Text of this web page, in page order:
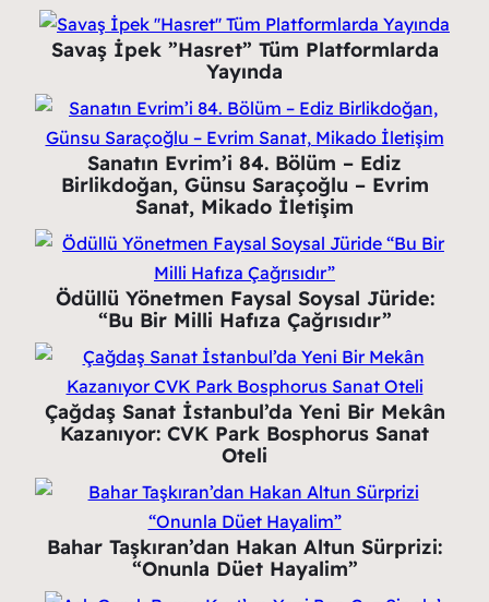
Savaş İpek ”Hasret” Tüm Platformlarda
Yayında
Sanatın Evrim’i 84. Bölüm – Ediz
Birlikdoğan, Günsu Saraçoğlu – Evrim
Sanat, Mikado İletişim
Ödüllü Yönetmen Faysal Soysal Jüride:
“Bu Bir Milli Hafıza Çağrısıdır”
Çağdaş Sanat İstanbul’da Yeni Bir Mekân
Kazanıyor: CVK Park Bosphorus Sanat
Oteli
Bahar Taşkıran’dan Hakan Altun Sürprizi:
“Onunla Düet Hayalim”